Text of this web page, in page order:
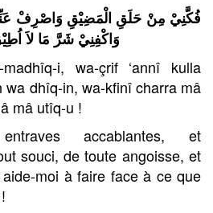
فُكَّنِيْ مِنْ حَلَقِ الْمَضِيْقِ وَاصْرِفْ
وَاكْفِنِيْ شَرَّ مَا لاَ
i, wa-çrif ‘annî kulla
wa dhîq-in, wa-kfinî charra mâ
mâ utîq-u !
accablantes, et
souci, de toute angoisse, et
moi à faire face à ce que